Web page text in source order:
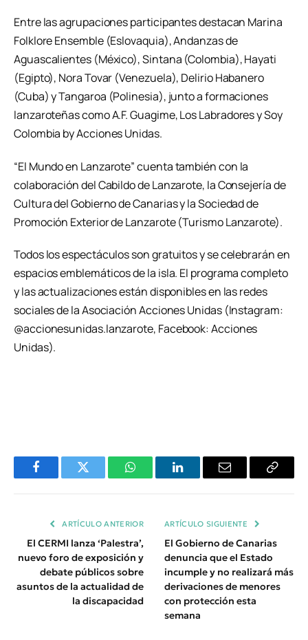
Entre las agrupaciones participantes destacan Marina
Folklore Ensemble (Eslovaquia), Andanzas de
Aguascalientes (México), Sintana (Colombia), Hayati
(Egipto), Nora Tovar (Venezuela), Delirio Habanero
(Cuba) y Tangaroa (Polinesia), junto a formaciones
lanzaroteñas como A.F. Guagime, Los Labradores y Soy
Colombia by Acciones Unidas.
“El Mundo en Lanzarote” cuenta también con la
colaboración del Cabildo de Lanzarote, la Consejería de
Cultura del Gobierno de Canarias y la Sociedad de
Promoción Exterior de Lanzarote (Turismo Lanzarote).
Todos los espectáculos son gratuitos y se celebrarán en
espacios emblemáticos de la isla. El programa completo
y las actualizaciones están disponibles en las redes
sociales de la Asociación Acciones Unidas (Instagram:
@accionesunidas.lanzarote, Facebook: Acciones
Unidas).
FacebookTwitter WhatsAppLinkedInEmail
Copiar
ARTÍCULO ANTERIOR
El CERMI lanza ‘Palestra’,
nuevo foro de exposición y
debate públicos sobre
asuntos de la actualidad de
la discapacidad
ARTÍCULO SIGUIENTE
El Gobierno de Canarias
denuncia que el Estado
incumple y no realizará más
derivaciones de menores
con protección esta
semana